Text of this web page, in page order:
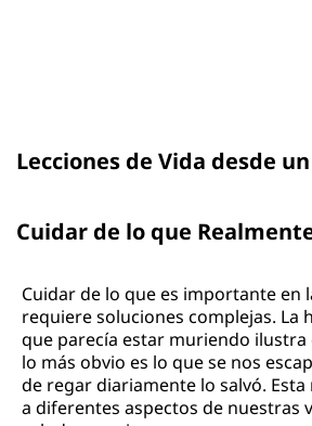
Lecciones de Vida desde
Cuidar de lo que
Cuidar de lo que es importante en
requiere soluciones complejas. La
que parecía estar muriendo ilustra
lo más obvio es lo que se nos
de regar diariamente lo salvó.
a diferentes aspectos de nuestras